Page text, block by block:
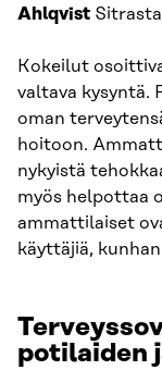
Ahlqvist
Kokeilut
valtava kysyntä.
oman
hoitoon.
nykyistä
myös helpottaa
ammattilaiset
käyttäjiä,
potilaiden